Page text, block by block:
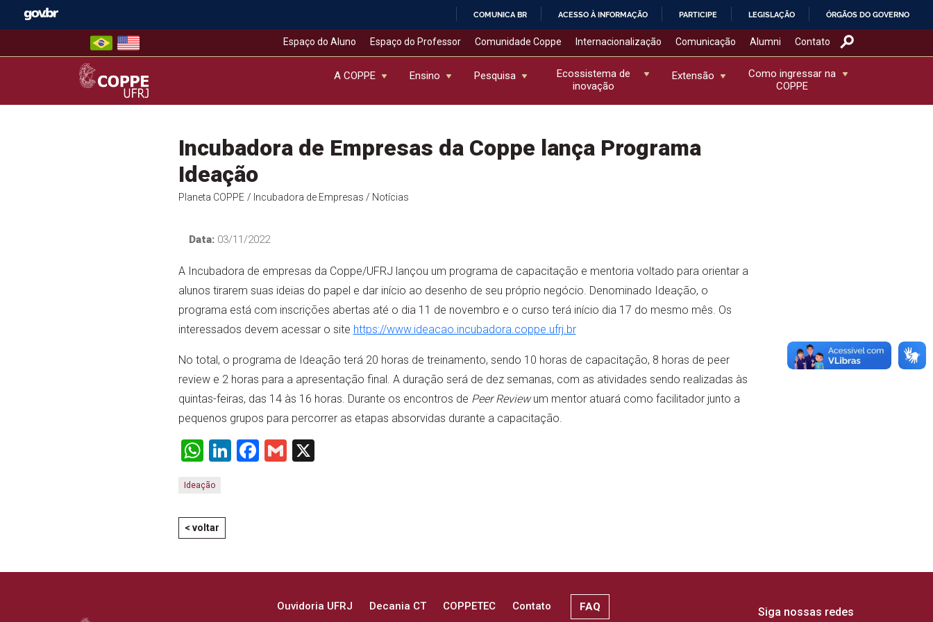
COMUNICA BR ACESSO À INFORMAÇÃO PARTICIPE LEGISLAÇÃO ÓRGÃOS DO GOVERNO
Espaço do Aluno Espaço do Professor Comunidade Coppe Internacionalização Comunicação Alumni Contato
COPPE – UFRJ
A COPPE Ensino Pesquisa
Ecossistema de
inovação
Extensão
Como ingressar na
COPPE
Incubadora de Empresas da Coppe lança Programa
Ideação
Planeta COPPE / Incubadora de Empresas / Notícias
Data:03/11/2022
A Incubadora de empresas da Coppe/UFRJ lançou um programa de capacitação e mentoria voltado para orientar a
alunos tirarem suas ideias do papel e dar início ao desenho de seu próprio negócio. Denominado Ideação, o
programa está com inscrições abertas até o dia 11 de novembro e o curso terá início dia 17 do mesmo mês. Os
interessados devem acessar o site https://www.ideacao.incubadora.coppe.ufrj.br
No total, o programa de Ideação terá 20 horas de treinamento, sendo 10 horas de capacitação, 8 horas de peer
review e 2 horas para a apresentação final. A duração será de dez semanas, com as atividades sendo realizadas às
quintas-feiras, das 14 às 16 horas. Durante os encontros de Peer Reviewum mentor atuará como facilitador junto a
pequenos grupos para percorrer as etapas absorvidas durante a capacitação.
WhatsApp
LinkedIn
Facebook
Gmail
X
Ideação
< voltar
Ouvidoria UFRJ Decania CT COPPETEC Contato FAQ Siga nossas redes